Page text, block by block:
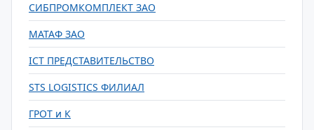
СИБПРОМКОМПЛЕКТ ЗАО
МАТАФ ЗАО
ICT ПРЕДСТАВИТЕЛЬСТВО
STS LOGISTICS ФИЛИАЛ
ГРОТ и К